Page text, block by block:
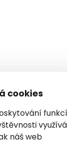
cookies
funkcí
náš web